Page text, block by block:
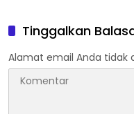
Tinggalkan
Alamat email Anda tidak